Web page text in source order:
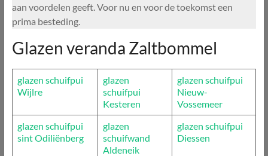
aan voordelen geeft. Voor nu en voor de toekomst een
prima besteding.
Glazen veranda Zaltbommel
glazen schuifpui
Wijlre
glazen
schuifpui
Kesteren
glazen schuifpui
Nieuw-
Vossemeer
glazen schuifpui
sint Odiliënberg
glazen
schuifwand
Aldeneik
glazen schuifpui
Diessen